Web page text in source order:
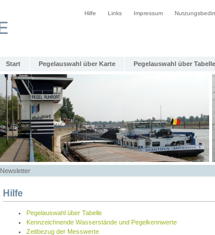
Hilfe Links Impressum
Start Pegelauswahl über Karte Pegelauswahl über Tabelle
Newsletter
Hilfe
Pegelauswahl über Tabelle
Kennzeichnende Wasserstände und Pegelkennwerte
Zeitbezug der Messwerte